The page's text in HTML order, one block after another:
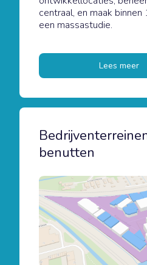
centraal, en maak binnen
een massastudie.
Lees meer
benutten